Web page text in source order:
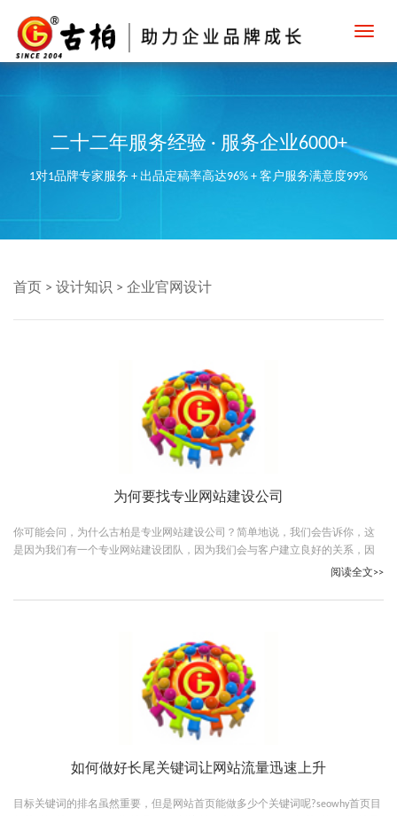
二十二年服务经验 · 服务企业6000+
1对1品牌专家服务 + 出品定稿率高达96% + 客户服务满意度99%
首页 > 设计知识 > 企业官网设计
为何要找专业网站建设公司
你可能会问，为什么古柏是专业网站建设公司？简单地说，我们会告诉你，这
是因为我们有一个专业网站建设团队，因为我们会与客户建立良好的关系，因
为我们倾听客户的需求是什么，更因为我们会确保您与您的网站的整体看起来
阅读全文>>
如何做好长尾关键词让网站流量迅速上升
目标关键词的排名虽然重要，但是网站首页能做多少个关键词呢?seowhy首页目